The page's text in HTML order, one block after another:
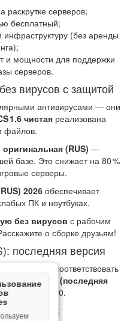
серверов;
бесплатный;
(без аренды
и мощности для поддержки
серверов.
вирусов с защитой
антивирусами — они
1.6 чистая реализована
файлов.
оригинальная (RUS) —
базе. Это снижает на 80 %
серверы.
2026 обеспечивает
ПК и ноутбуках.
без вирусов с рабочим
о сборке друзьям!
последняя версия
чтобы соответствовать
чистая 2026 (последняя
7, 8 и 10.
(RUS) :